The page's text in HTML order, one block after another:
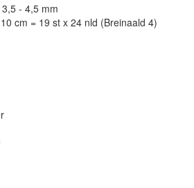
- 4,5 mm
cm = 19 st x 24 nld (Breinaald 4)